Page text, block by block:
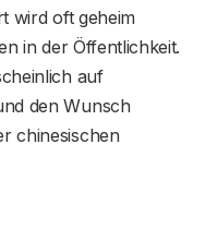
wird oft geheim
in der Öffentlichkeit.
auf
den Wunsch
chinesischen